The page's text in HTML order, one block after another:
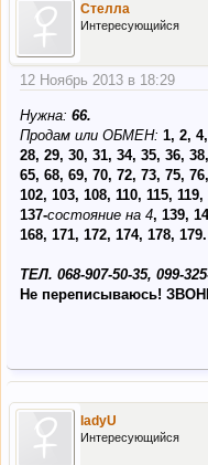
Стелла
Интересующийся
12 Ноябрь 2013 в 18:29
Нужна: 66.
Продам или ОБМЕН: 1, 2,
28, 29, 30, 31, 34, 35, 36,
65, 68, 69, 70, 72, 73, 75,
102, 103, 108, 110, 115,
137-состояние на 4, 139,
168, 171, 172, 174, 178, 179.
ТЕЛ. 068-907-50-35, 099-
Не переписываюсь!
ladyU
Интересующийся